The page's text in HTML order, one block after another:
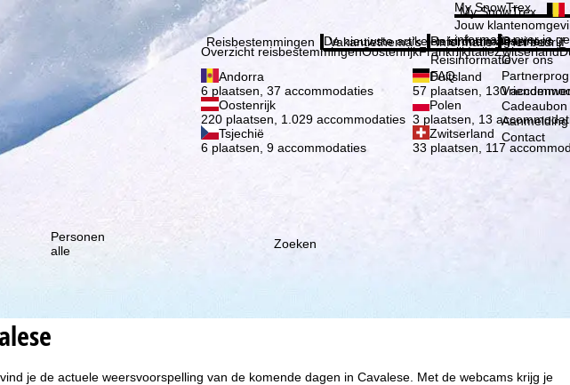
My SnowTrex
My SnowTrex
Jouw
informatie over je
Reisbestemmingen
Overzicht reisbestemmingenOostenrijkFrankrijkItaliëZwitserland
Andorra
6 plaatsen, 37 accommodaties
Duitsland
57 plaatsen, 130
Oostenrijk
220 plaatsen, 1.029 accommodaties
Polen
3 plaatsen, 13
Tsjechië
6 plaatsen, 9 accommodaties
Zwitserland
33 plaatsen, 117
Vakantiethema's
De nieuwste artikelen in ons magazine
Informatie
Reisinformatie
Reisinformatie
FAQ
Het bedrijf
Over ons
Over ons
Cadeaubon
Contact
Personen
alle
Zoeken
je de actuele weersvoorspelling van de komende dagen in Cavalese. Met de webcams krijg je